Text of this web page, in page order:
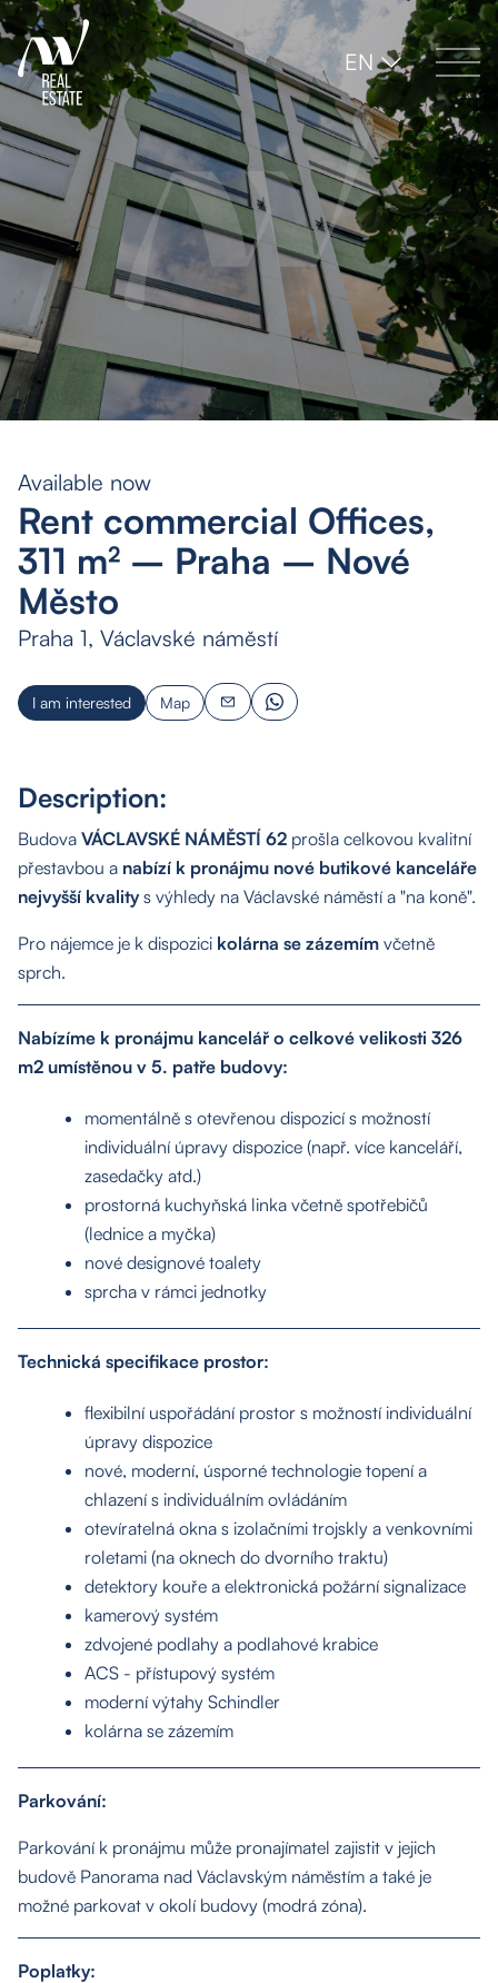
EN
Properties
Services
Available now
Rent commercial Offices,
311 m² – Praha – Nové
Město
Praha 1, Václavské náměstí
I am interested Map
Description:
Budova VÁCLAVSKÉ NÁMĚSTÍ 62 prošla celkovou kvalitní
přestavbou a nabízí k pronájmu nové butikové kanceláře
nejvyšší kvalitys výhledy na Václavské náměstí a "na koně".
Pro nájemce je k dispozici kolárna se zázemím včetně
sprch.
Nabízíme k pronájmu kancelář o celkové velikosti 326
m2 umístěnou v 5. patře budovy:
momentálně s otevřenou dispozicí s možností
individuální úpravy dispozice (např. více kanceláří,
zasedačky atd.)
prostorná kuchyňská linka včetně spotřebičů
(lednice a myčka)
nové designové toalety
sprcha v rámci jednotky
Technická specifikace prostor:
flexibilní uspořádání prostor s možností individuální
úpravy dispozice
nové, moderní, úsporné technologie topení a
chlazení s individuálním ovládáním
otevíratelná okna s izolačními trojskly a venkovními
roletami (na oknech do dvorního traktu)
detektory kouře a elektronická požární signalizace
kamerový systém
zdvojené podlahy a podlahové krabice
ACS - přístupový systém
moderní výtahy Schindler
kolárna se zázemím
Parkování:
Parkování k pronájmu může pronajímatel zajistit v jejich
budově Panorama nad Václavským náměstím a také je
možné parkovat v okolí budovy (modrá zóna).
Poplatky: